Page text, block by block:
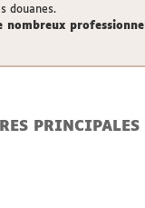
douanes.
RES PRINCIPALES